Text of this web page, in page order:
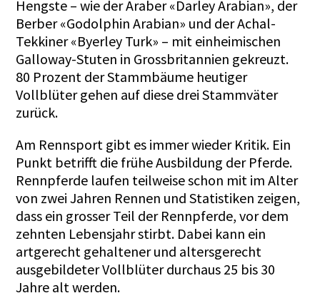
Hengste – wie der Araber «Darley Arabian», der
Berber «Godolphin Arabian» und der Achal-
Tekkiner «Byerley Turk» – mit einheimischen
Galloway-Stuten in Grossbritannien gekreuzt.
80 Prozent der Stammbäume heutiger
Vollblüter gehen auf diese drei Stammväter
zurück.
Am Rennsport gibt es immer wieder Kritik. Ein
Punkt betrifft die frühe Ausbildung der Pferde.
Rennpferde laufen teilweise schon mit im Alter
von zwei Jahren Rennen und Statistiken zeigen,
dass ein grosser Teil der Rennpferde, vor dem
zehnten Lebensjahr stirbt. Dabei kann ein
artgerecht gehaltener und altersgerecht
ausgebildeter Vollblüter durchaus 25 bis 30
Jahre alt werden.